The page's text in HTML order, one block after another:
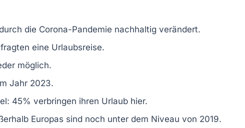
die Corona-Pandemie nachhaltig verändert.
eine Urlaubsreise.
möglich.
Jahr 2023.
: 45% verbringen ihren Urlaub hier.
Europas sind noch unter dem Niveau von 2019.